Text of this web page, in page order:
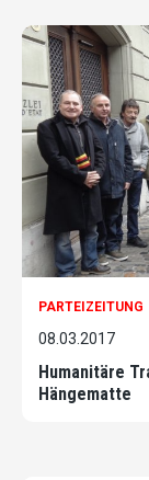
PARTEIZEITUNG
08.03.2017
Humanitäre
Hängematte